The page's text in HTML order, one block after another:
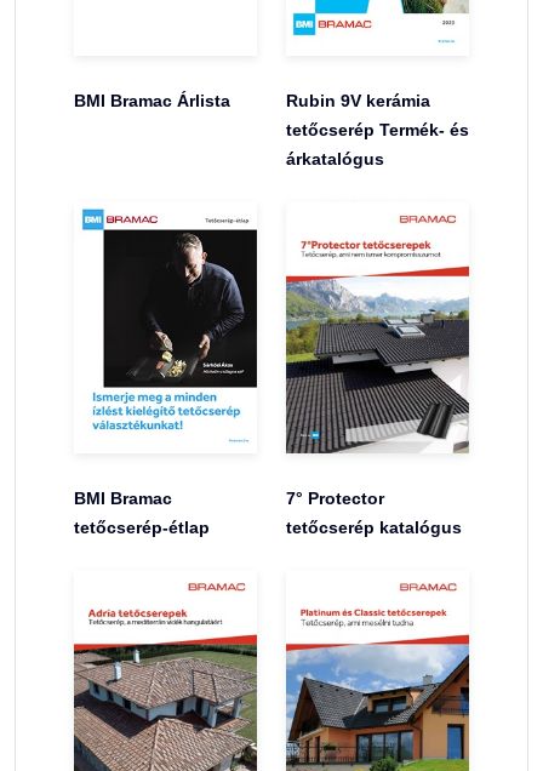
BMI Bramac Árlista
Rubin 9V kerámia
tetőcserép Termék- és
árkatalógus
BMI Bramac
tetőcserép-étlap
7° Protector
tetőcserép katalógus